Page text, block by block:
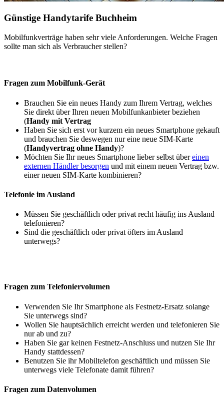
Günstige Handytarife Buchheim
Mobilfunkverträge haben sehr viele Anforderungen. Welche Fragen
sollte man sich als Verbraucher stellen?
Fragen zum Mobilfunk-Gerät
Brauchen Sie ein neues Handy zum Ihrem Vertrag, welches
Sie direkt über Ihren neuen Mobilfunkanbieter beziehen
(Handy mit Vertrag
Haben Sie sich erst vor kurzem ein neues Smartphone gekauft
und brauchen Sie deswegen nur eine neue SIM-Karte
(Handyvertrag ohne Handy)?
Möchten Sie Ihr neues Smartphone lieber selbst übereinen
externen Händler besorgen und mit einem neuen Vertrag bzw.
einer neuen SIM-Karte kombinieren?
Telefonie im Ausland
Müssen Sie geschäftlich oder privat recht häufig ins Ausland
telefonieren?
Sind die geschäftlich oder privat öfters im Ausland
unterwegs?
Fragen zum Telefoniervolumen
Verwenden Sie Ihr Smartphone als Festnetz-Ersatz solange
Sie unterwegs sind?
Wollen Sie hauptsächlich erreicht werden und telefonieren Sie
nur ab und zu?
Haben Sie gar keinen Festnetz-Anschluss und nutzen Sie Ihr
Handy stattdessen?
Benutzen Sie ihr Mobiltelefon geschäftlich und müssen Sie
unterwegs viele Telefonate damit führen?
Fragen zum Datenvolumen